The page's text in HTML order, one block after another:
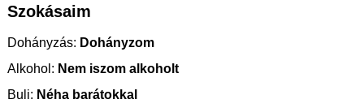
Szokásaim
Dohányzás: Dohányzom
Alkohol: Nem iszom alkoholt
Buli: Néha barátokkal